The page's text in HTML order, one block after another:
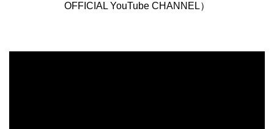
OFFICIAL YouTube CHANNEL）